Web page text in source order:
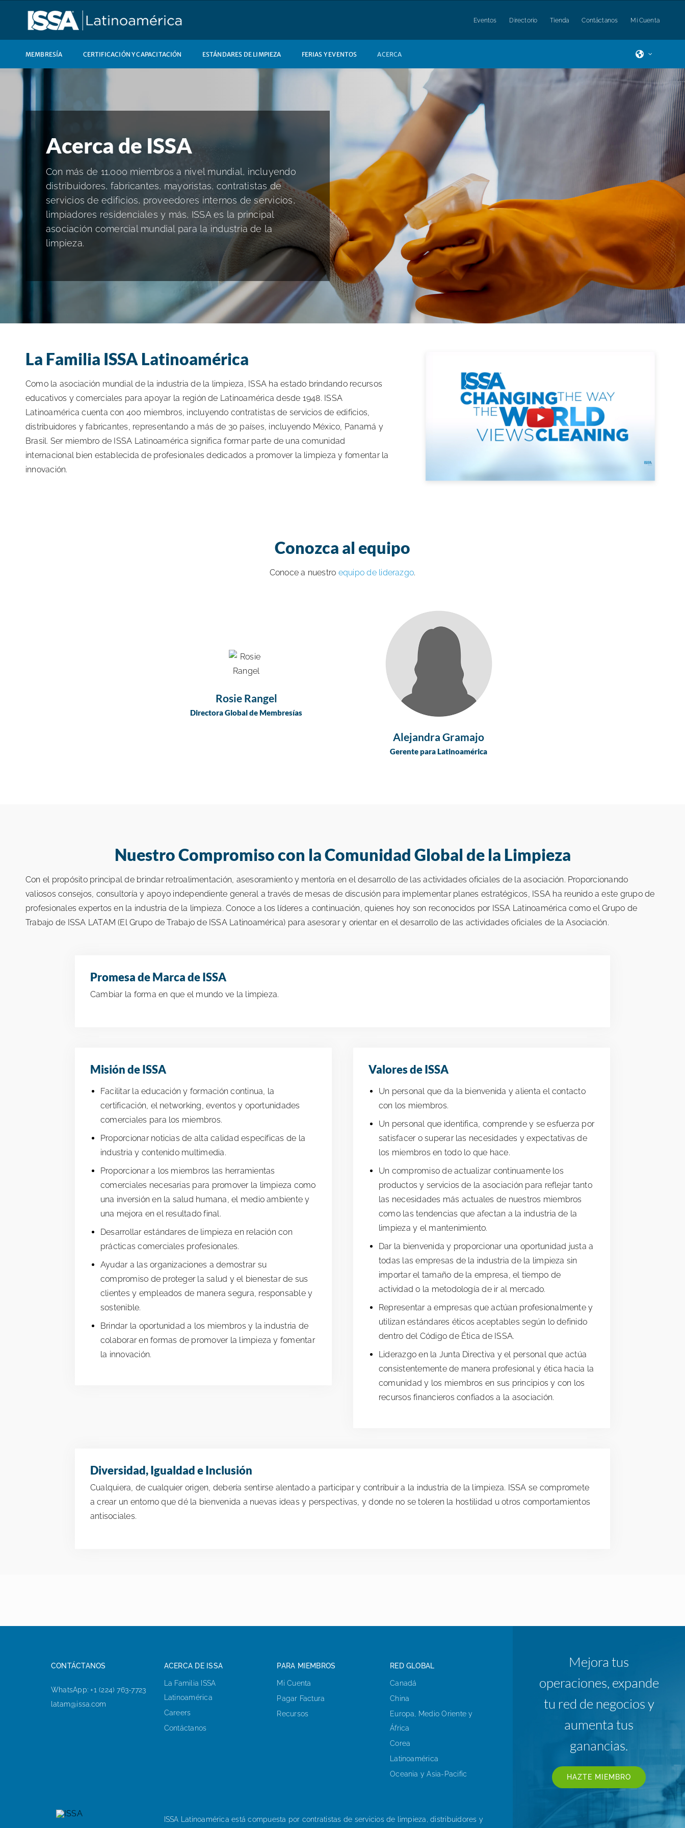
Eventos Directorio Tienda Contáctanos Mi Cuenta
MEMBRESÍA CERTIFICACIÓN Y CAPACITACIÓN ESTÁNDARES DE LIMPIEZA FERIAS Y EVENTOS ACERCA
Acerca de ISSA
Con más de 11,000 miembros a nivel mundial, incluyendo
distribuidores, fabricantes, mayoristas, contratistas de
servicios de edificios, proveedores internos de servicios,
limpiadores residenciales y más, ISSA es la principal
asociación comercial mundial para la industria de la
limpieza.
La Familia ISSA Latinoamérica
Como la asociación mundial de la industria de la limpieza, ISSA ha estado brindando recursos
educativos y comerciales para apoyar la región de Latinoamérica desde 1948. ISSA
Latinoamérica cuenta con 400 miembros, incluyendo contratistas de servicios de edificios,
distribuidores y fabricantes, representando a más de 30 países, incluyendo México, Panamá y
Brasil. Ser miembro de ISSA Latinoamérica significa formar parte de una comunidad
internacional bien establecida de profesionales dedicados a promover la limpieza y fomentar la
innovación.
Conozca al equipo
Conoce a nuestro equipo de liderazgo.
Rosie Rangel
Directora Global de Membresías
Alejandra Gramajo
Gerente para Latinoamérica
Nuestro Compromiso con la Comunidad Global de la Limpieza
Con el propósito principal de brindar retroalimentación, asesoramiento y mentoría en el desarrollo de las actividades oficiales de la asociación. Proporcionando
valiosos consejos, consultoría y apoyo independiente general a través de mesas de discusión para implementar planes estratégicos, ISSA ha reunido a este grupo de
profesionales expertos en la industria de la limpieza. Conoce a los líderes a continuación, quienes hoy son reconocidos por ISSA Latinoamérica como el Grupo de
Trabajo de ISSA LATAM (El Grupo de Trabajo de ISSA Latinoamérica) para asesorar y orientar en el desarrollo de las actividades oficiales de la Asociación.
Promesa de Marca de ISSA
Cambiar la forma en que el mundo ve la limpieza.
Misión de ISSA
Facilitar la educación y formación continua, la
certificación, el networking, eventos y oportunidades
comerciales para los miembros.
Proporcionar noticias de alta calidad específicas de la
industria y contenido multimedia.
Proporcionar a los miembros las herramientas
comerciales necesarias para promover la limpieza como
una inversión en la salud humana, el medio ambiente y
una mejora en el resultado final.
Desarrollar estándares de limpieza en relación con
prácticas comerciales profesionales.
Ayudar a las organizaciones a demostrar su
compromiso de proteger la salud y el bienestar de sus
clientes y empleados de manera segura, responsable y
sostenible.
Brindar la oportunidad a los miembros y la industria de
colaborar en formas de promover la limpieza y fomentar
la innovación.
Valores de ISSA
Un personal que da la bienvenida y alienta el contacto
con los miembros.
Un personal que identifica, comprende y se esfuerza por
satisfacer o superar las necesidades y expectativas de
los miembros en todo lo que hace.
Un compromiso de actualizar continuamente los
productos y servicios de la asociación para reflejar tanto
las necesidades más actuales de nuestros miembros
como las tendencias que afectan a la industria de la
limpieza y el mantenimiento.
Dar la bienvenida y proporcionar una oportunidad justa a
todas las empresas de la industria de la limpieza sin
importar el tamaño de la empresa, el tiempo de
actividad o la metodología de ir al mercado.
Representar a empresas que actúan profesionalmente y
utilizan estándares éticos aceptables según lo definido
dentro del Código de Ética de ISSA.
Liderazgo en la Junta Directiva y el personal que actúa
consistentemente de manera profesional y ética hacia la
comunidad y los miembros en sus principios y con los
recursos financieros confiados a la asociación.
Diversidad, Igualdad e Inclusión
Cualquiera, de cualquier origen, debería sentirse alentado a participar y contribuir a la industria de la limpieza. ISSA se compromete
a crear un entorno que dé la bienvenida a nuevas ideas y perspectivas, y donde no se toleren la hostilidad u otros comportamientos
antisociales.
CONTÁCTANOS
WhatsApp: +1 (224) 763-7723
latam@issa.com
ACERCA DE ISSA
La Familia ISSA
Latinoamérica
Careers
Contáctanos
PARA MIEMBROS
Mi Cuenta
Pagar Factura
Recursos
RED GLOBAL
Canadá
China
Europa, Medio Oriente y
África
Corea
Latinoamérica
Oceania y Asia-Pacific
ISSA Latinoamérica está compuesta por contratistas de servicios de limpieza, distribuidores y
Mejora tus
operaciones, expande
tu red de negocios y
aumenta tus
ganancias.
HAZTE MIEMBRO